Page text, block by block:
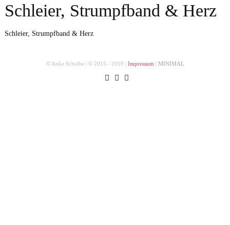
Schleier, Strumpfband & Herz
Schleier, Strumpfband & Herz
© Anke Scheibe | © 2015 - 2019 | Impressum | MINIMAL